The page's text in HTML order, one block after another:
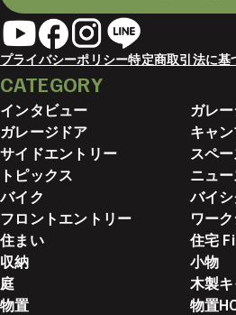
プライバシーポリシー特定商取引法に基
CATEGORY
インタビュー
ガレ
ガレージドア
キャ
サイドエントリー
スペ
トピックス
ニュー
バイク
バイ
フロントエントリー
ワー
住まい
住宅
収納
小物
庭
木製
物置
物置